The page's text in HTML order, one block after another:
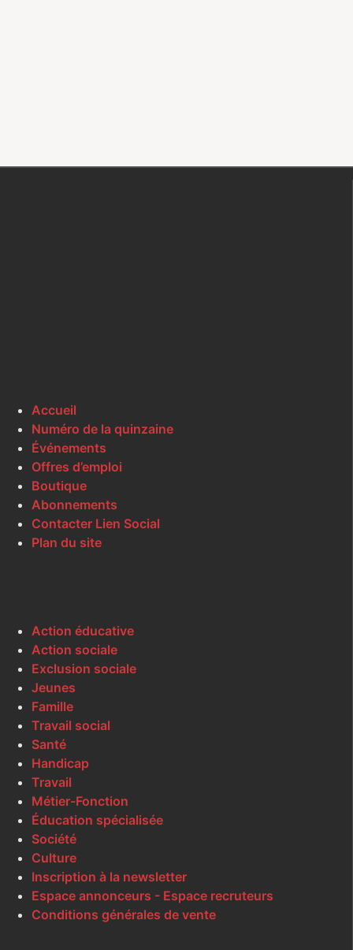
Accueil
Numéro de la quinzaine
Événements
Offres d’emploi
Boutique
Abonnements
Contacter Lien Social
Plan du site
Action éducative
Action sociale
Exclusion sociale
Jeunes
Famille
Travail social
Santé
Handicap
Travail
Métier-Fonction
Éducation spécialisée
Société
Culture
Inscription à la newsletter
Espace annonceurs - Espace recruteurs
Conditions générales de vente